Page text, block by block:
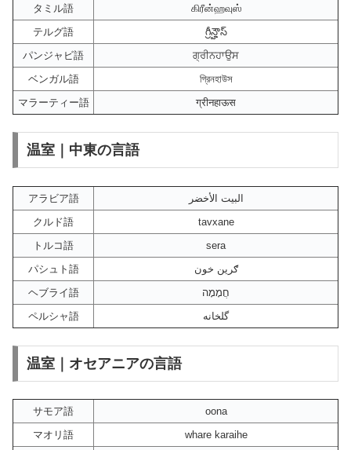
タミル語
கிரீன்ஹவுஸ்
テルグ語
గ్రీన్హౌస్
パンジャビ語
ਗ੍ਰੀਨਹਾਉਸ
ベンガル語
গ্রিনহাউস
マラーティー語
ग्रीनहाऊस
温室｜中東の言語
アラビア語
البيت الأخضر
クルド語
tavxane
トルコ語
sera
パシュト語
ګرین خون
ヘブライ語
חֲמָמָה
ペルシャ語
گلخانه
温室｜オセアニアの言語
サモア語
oona
マオリ語
whare karaihe